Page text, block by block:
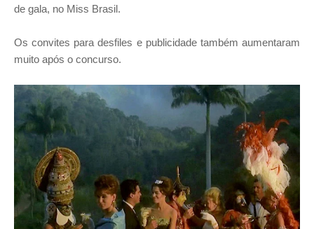
de gala, no Miss Brasil.
Os convites para desfiles e publicidade também aumentaram
muito após o concurso.